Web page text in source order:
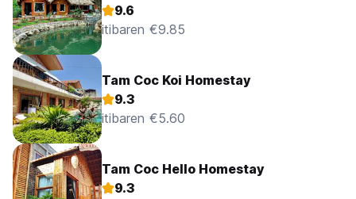
9.6
itibaren €9.85
Tam Coc Koi Homestay
9.3
itibaren €5.60
Tam Coc Hello Homestay
9.3